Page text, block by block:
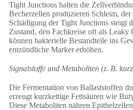
Tight Junctions halten die
Becherzellen produzieren Schleim,
Schädigung der Tight Junctions steigt
Zustand, den Fachkreise oft als Leaky
können bakterielle Bestandteile ins
entzündliche Marker erhöhen.
Signalstoffe und Metaboliten (z. B.
Die Fermentation von Ballaststoffen
erzeugt kurzkettige Fettsäuren wie
Diese Metaboliten nähren